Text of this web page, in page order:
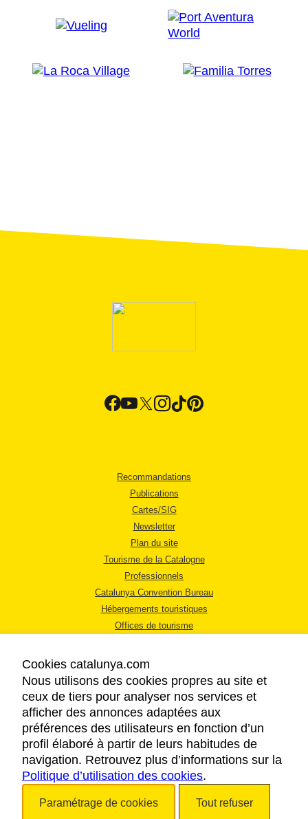
Recommandations
Publications
Cartes/SIG
Newsletter
Plan du site
Tourisme de la Catalogne
Professionnels
Catalunya Convention Bureau
Hébergements touristiques
Offices de tourisme
MENTIONS LÉGALES
RÈGLES DE CONFIDENTIALITÉ
COOKIES
ACCESSIBILITÉ
Cookies catalunya.com
Nous utilisons des cookies propres au site et
ceux de tiers pour analyser nos services et
afficher des annonces adaptées aux
préférences des utilisateurs en fonction d’un
profil élaboré à partir de leurs habitudes de
navigation. Retrouvez plus d’informations sur la
Politique d’utilisation des cookies.
Paramétrage de cookies Tout refuser